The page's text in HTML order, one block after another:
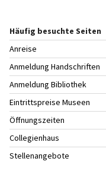
Häufig besuchte Seiten
Anreise
Anmeldung Handschriften
Anmeldung Bibliothek
Eintrittspreise Museen
Öffnungszeiten
Collegienhaus
Stellenangebote